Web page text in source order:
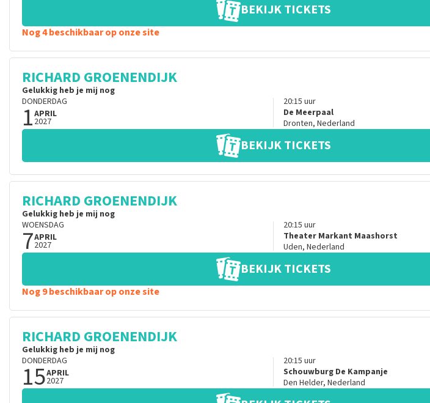
BEKIJK TICKETS
Nog 4 beschikbaar op onze site
RICHARD GROENENDIJK
Gelukkig heb je mij nog
DONDERDAG
1APRIL
2027
20:15 uur
De Meerpaal
Dronten, Nederland
BEKIJK TICKETS
RICHARD GROENENDIJK
Gelukkig heb je mij nog
WOENSDAG
7APRIL
2027
20:15 uur
Theater Markant Maashorst
Uden, Nederland
BEKIJK TICKETS
Nog 9 beschikbaar op onze site
RICHARD GROENENDIJK
Gelukkig heb je mij nog
DONDERDAG
15APRIL
2027
20:15 uur
Schouwburg De Kampanje
Den Helder, Nederland